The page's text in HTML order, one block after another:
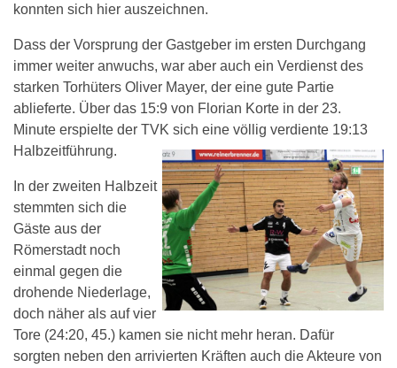
konnten sich hier auszeichnen.
Dass der Vorsprung der Gastgeber im ersten Durchgang
immer weiter anwuchs, war aber auch ein Verdienst des
starken Torhüters Oliver Mayer, der eine gute Partie
ablieferte. Über das 15:9 von Florian Korte in der 23.
Minute erspielte der TVK sich eine völlig verdiente 19:13
Halbzeitführung.
In der zweiten Halbzeit
stemmten sich die
Gäste aus der
Römerstadt noch
einmal gegen die
drohende Niederlage,
doch näher als auf vier
Tore (24:20, 45.) kamen sie nicht mehr heran. Dafür
sorgten neben den arrivierten Kräften auch die Akteure von